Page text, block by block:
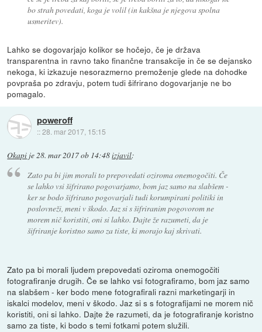
bo strah povedati, koga je volil (in kakšna je njegova spolna
usmeritev).
Lahko se dogovarjajo kolikor se hočejo, če je država
transparentna in ravno tako finančne transakcije in če se dejansko
nekoga, ki izkazuje nesorazmerno premoženje glede na dohodke
povpraša po zdravju, potem tudi šifrirano dogovarjanje ne bo
pomagalo.
poweroff
::28. mar 2017, 15:15
Okapi je28. mar 2017 ob 14:48izjavil:
Zato pa bi jim morali to prepovedati oziroma onemogočiti. Če
se lahko vsi šifrirano pogovarjamo, bom jaz samo na slabšem -
ker se bodo šifrirano pogovarjali tudi korumpirani politiki in
poslovneži, meni v škodo. Jaz si s šifriranim pogovorom ne
morem nič koristiti, oni si lahko. Dajte že razumeti, da je
šifriranje koristno samo za tiste, ki morajo kaj skrivati.
Zato pa bi morali ljudem prepovedati oziroma onemogočiti
fotografiranje drugih. Če se lahko vsi fotografiramo, bom jaz samo
na slabšem - ker bodo mene fotografirali razni marketingarji in
iskalci modelov, meni v škodo. Jaz si s s fotografijami ne morem nič
koristiti, oni si lahko. Dajte že razumeti, da je fotografiranje koristno
samo za tiste, ki bodo s temi fotkami potem služili.